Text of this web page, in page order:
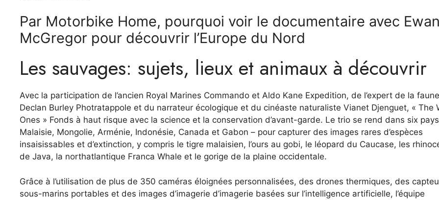
Par Motorbike Home, pourquoi voir le documentaire avec
McGregor pour découvrir l’Europe du Nord
Les sauvages: sujets, lieux et animaux à découvrir
Avec la participation de l’ancien Royal Marines Commando et Aldo Kane Expedition, de l’expert de la
Declan Burley Photratappole et du narrateur écologique et du cinéaste naturaliste Vianet Djenguet, « The
Ones » Fonds à haut risque avec la science et la conservation d’avant-garde. Le trio se rend dans six
Malaisie, Mongolie, Arménie, Indonésie, Canada et Gabon – pour capturer des images rares d’espèces
insaisissables et d’extinction, y compris le tigre malaisien, l’ours au gobi, le léopard du Caucase, les
de Java, la northatlantique Franca Whale et le gorige de la plaine occidentale.
Grâce à l’utilisation de plus de 350 caméras éloignées personnalisées, des drones thermiques, des
sous-marins portables et des images d’imagerie d’imagerie basées sur l’intelligence artificielle, l’équipe